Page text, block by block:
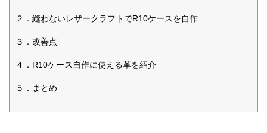
２．縫わないレザークラフトでR10ケースを自作
３．改善点
４．R10ケース自作に使える革を紹介
５．まとめ